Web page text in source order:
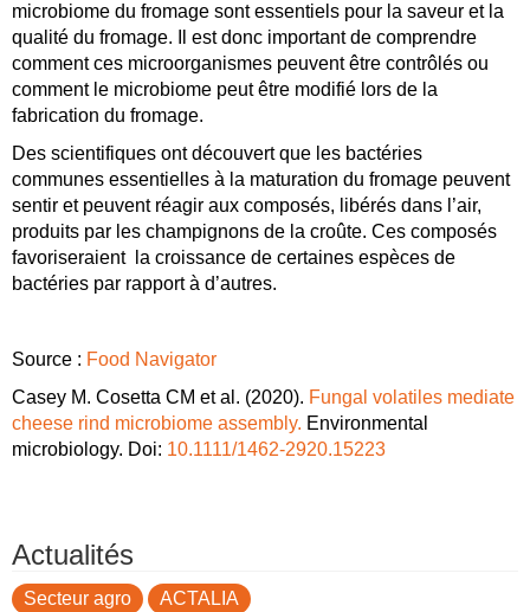
microbiome du fromage sont essentiels pour la saveur et la
qualité du fromage. Il est donc important de comprendre
comment ces microorganismes peuvent être contrôlés ou
comment le microbiome peut être modifié lors de la
fabrication du fromage.
Des scientifiques ont découvert que les bactéries
communes essentielles à la maturation du fromage peuvent
sentir et peuvent réagir aux composés, libérés dans l’air,
produits par les champignons de la croûte. Ces composés
favoriseraient la croissance de certaines espèces de
bactéries par rapport à d’autres.
Source : Food Navigator
Casey M. Cosetta CM et al. (2020). Fungal volatiles mediate
cheese rind microbiome assembly. Environmental
microbiology. Doi: 10.1111/1462-2920.15223
Actualités
Secteur agro ACTALIA